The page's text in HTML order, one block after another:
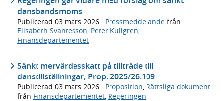
dansbandsmoms
Publicerad 03 mars 2026 · Pressmeddelande från
Elisabeth Svantesson, Peter Kullgren,
Finansdepartementet
Sänkt mervärdesskatt på tillträde till
danstillställningar, Prop. 2025/26:109
Publicerad 03 mars 2026 · Proposition Rättsliga dokument
från Finansdepartementet Regeringen